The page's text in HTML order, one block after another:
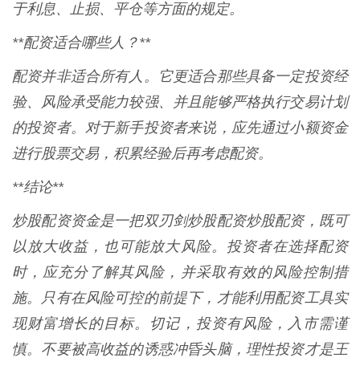
于利息、止损、平仓等方面的规定。
**配资适合哪些人？**
配资并非适合所有人。它更适合那些具备一定投资经
验、风险承受能力较强、并且能够严格执行交易计划
的投资者。对于新手投资者来说，应先通过小额资金
进行股票交易，积累经验后再考虑配资。
**结论**
炒股配资资金是一把双刃剑炒股配资炒股配资，既可
以放大收益，也可能放大风险。投资者在选择配资
时，应充分了解其风险，并采取有效的风险控制措
施。只有在风险可控的前提下，才能利用配资工具实
现财富增长的目标。切记，投资有风险，入市需谨
慎。不要被高收益的诱惑冲昏头脑，理性投资才是王